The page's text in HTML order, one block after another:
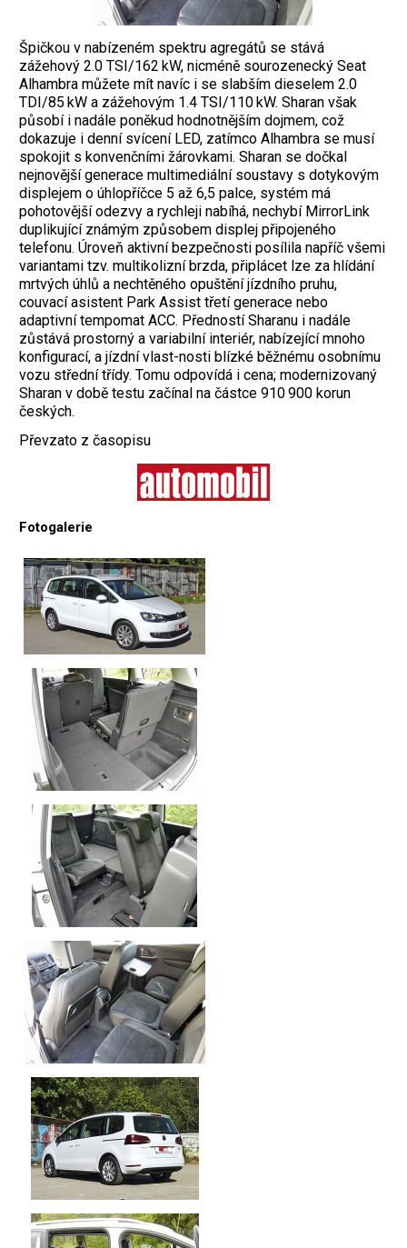
Špičkou v nabízeném spektru agregátů se stává
zážehový 2.0 TSI/162 kW, nicméně sourozenecký Seat
Alhambra můžete mít navíc i se slabším dieselem 2.0
TDI/85 kW a zážehovým 1.4 TSI/110 kW. Sharan však
působí i nadále poněkud hodnotnějším dojmem, což
dokazuje i denní svícení LED, zatímco Alhambra se musí
spokojit s konvenčními žárovkami. Sharan se dočkal
nejnovější generace multimediální soustavy s dotykovým
displejem o úhlopříčce 5 až 6,5 palce, systém má
pohotovější odezvy a rychleji nabíhá, nechybí MirrorLink
duplikující známým způsobem displej připojeného
telefonu. Úroveň aktivní bezpečnosti posílila napříč všemi
variantami tzv. multikolizní brzda, připlácet lze za hlídání
mrtvých úhlů a nechtěného opuštění jízdního pruhu,
couvací asistent Park Assist třetí generace nebo
adaptivní tempomat ACC. Předností Sharanu i nadále
zůstává prostorný a variabilní interiér, nabízející mnoho
konfigurací, a jízdní vlast-nosti blízké běžnému osobnímu
vozu střední třídy. Tomu odpovídá i cena; modernizovaný
Sharan v době testu začínal na částce 910 900 korun
českých.
Převzato z časopisu
Fotogalerie